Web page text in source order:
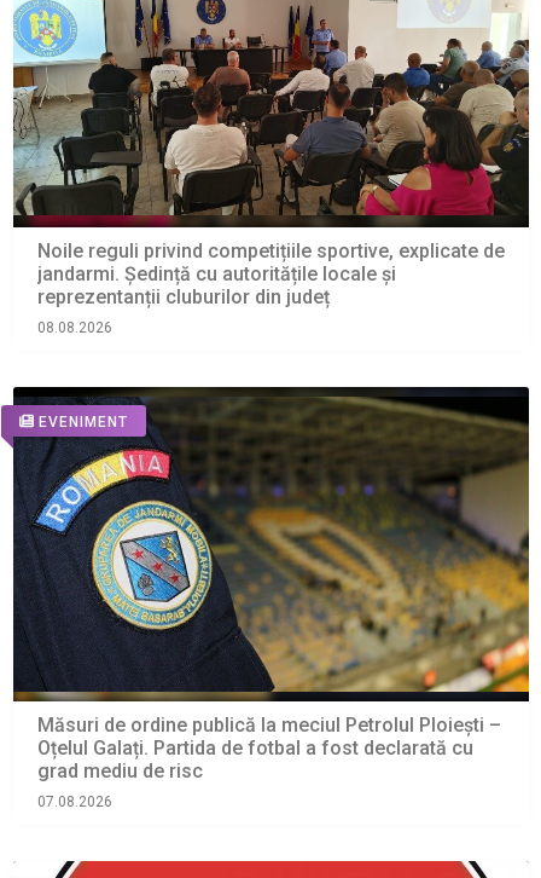
Noile reguli privind competițiile sportive, explicate de
jandarmi. Ședință cu autoritățile locale și
reprezentanții cluburilor din județ
08.08.2026
EVENIMENT
Măsuri de ordine publică la meciul Petrolul Ploiești –
Oțelul Galați. Partida de fotbal a fost declarată cu
grad mediu de risc
07.08.2026